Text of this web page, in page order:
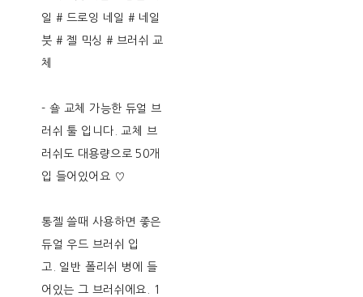
일 # 드로잉 네일 # 네일
붓 # 젤 믹싱 # 브러쉬 교
체
- 숄 교체 가능한 듀얼 브
러쉬 툴 입니다. 교체 브
러쉬도 대용량으로 50개
입 들어있어요 ♡
통젤 쓸때 사용하면 좋은
듀얼 우드 브러쉬 입
고. 일반 폴리쉬 병에 들
어있는 그 브러쉬에요. 1